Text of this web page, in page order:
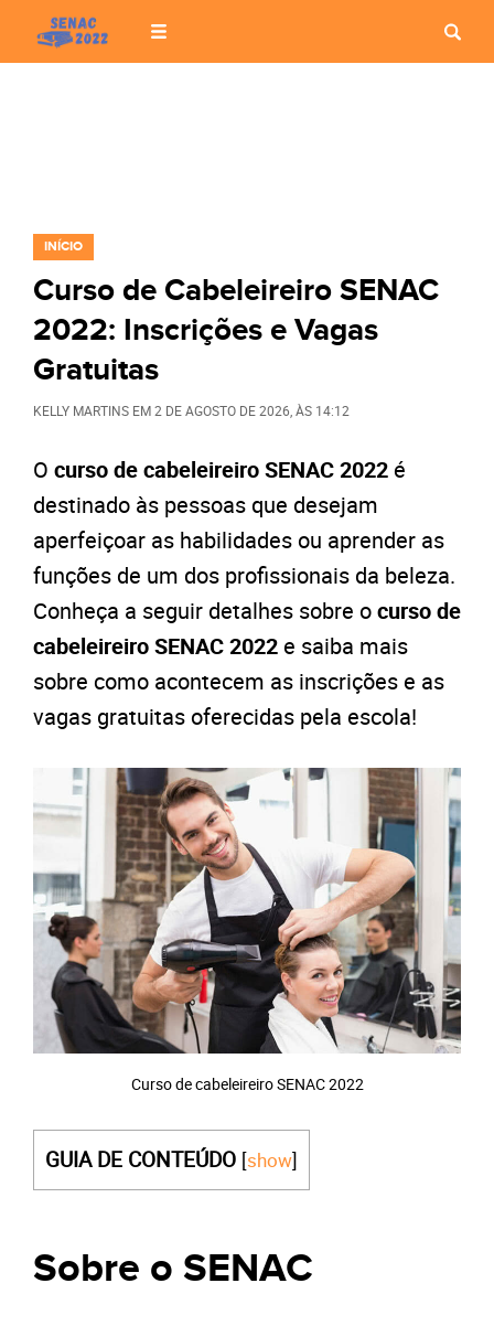
INÍCIO
Curso de Cabeleireiro SENAC
2022: Inscrições e Vagas
Gratuitas
KELLY MARTINS EM2 DE AGOSTO DE 2026 , ÀS 14:12
O curso de cabeleireiro SENAC 2022 é
destinado às pessoas que desejam
aperfeiçoar as habilidades ou aprender as
funções de um dos profissionais da beleza.
Conheça a seguir detalhes sobre ocurso de
cabeleireiro SENAC 2022 e saiba mais
sobre como acontecem as inscrições e as
vagas gratuitas oferecidas pela escola!
Curso de cabeleireiro SENAC 2022
GUIA DE CONTEÚDO [show]
Sobre o SENAC